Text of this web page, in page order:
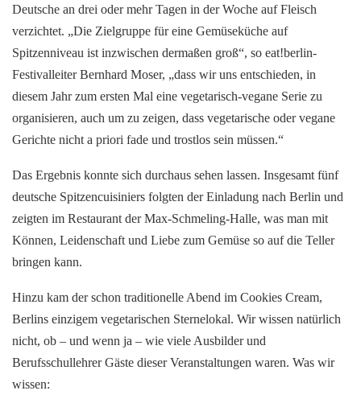
Deutsche an drei oder mehr Tagen in der Woche auf Fleisch
verzichtet. „Die Zielgruppe für eine Gemüseküche auf
Spitzenniveau ist inzwischen dermaßen groß“, so eat!berlin-
Festivalleiter Bernhard Moser, „dass wir uns entschieden, in
diesem Jahr zum ersten Mal eine vegetarisch-vegane Serie zu
organisieren, auch um zu zeigen, dass vegetarische oder vegane
Gerichte nicht a priori fade und trostlos sein müssen.“
Das Ergebnis konnte sich durchaus sehen lassen. Insgesamt fünf
deutsche Spitzencuisiniers folgten der Einladung nach Berlin und
zeigten im Restaurant der Max-Schmeling-Halle, was man mit
Können, Leidenschaft und Liebe zum Gemüse so auf die Teller
bringen kann.
Hinzu kam der schon traditionelle Abend im Cookies Cream,
Berlins einzigem vegetarischen Sternelokal. Wir wissen natürlich
nicht, ob – und wenn ja – wie viele Ausbilder und
Berufsschullehrer Gäste dieser Veranstaltungen waren. Was wir
wissen: